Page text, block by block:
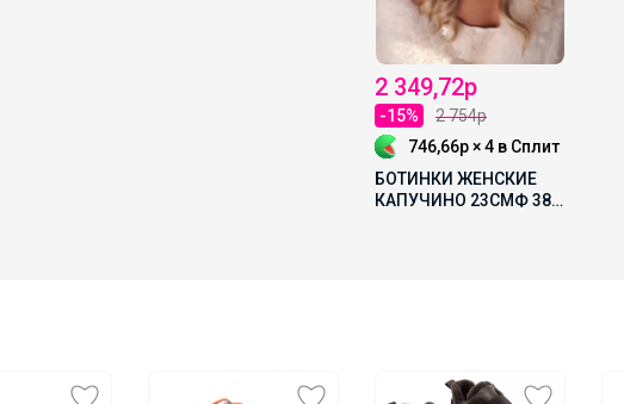
2 349,72р
-15%
2 754р
746,66р × 4 в Сплит
БОТИНКИ ЖЕНСКИЕ
КАПУЧИНО 23СМФ 38-